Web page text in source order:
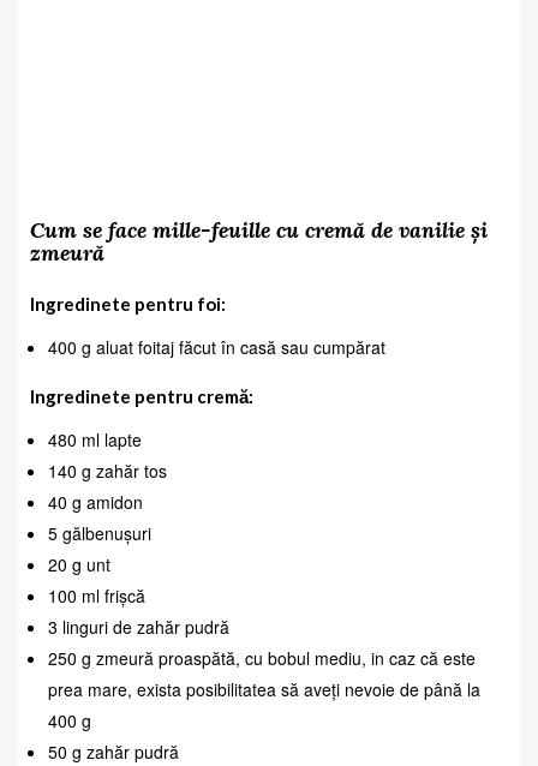
Cum se face mille-feuille cu cremă de vanilie și
zmeură
Ingredinete pentru foi:
400 g aluat foitaj făcut în casă sau cumpărat
Ingredinete pentru cremă:
480 ml lapte
140 g zahăr tos
40 g amidon
5 gălbenușuri
20 g unt
100 ml frișcă
3 linguri de zahăr pudră
250 g zmeură proaspătă, cu bobul mediu, in caz că este
prea mare, exista posibilitatea să aveți nevoie de până la
400 g
50 g zahăr pudră